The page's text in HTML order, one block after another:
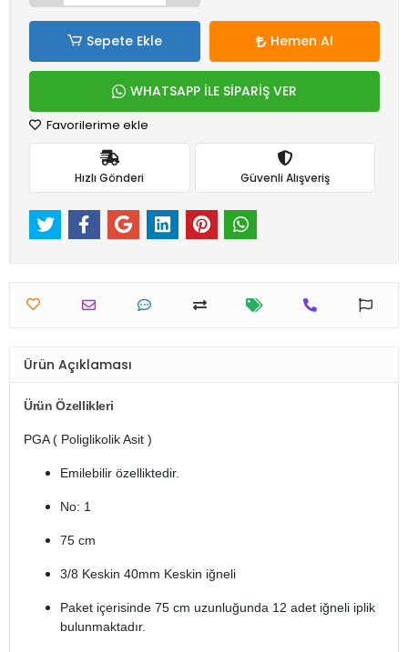
Sepete Ekle Hemen Al
WHATSAPP İLE SİPARİŞ VER
Favorilerime ekle
Hızlı Gönderi Güvenli Alışveriş
Ürün Açıklaması
Ürün Özellikleri
PGA ( Poliglikolik Asit )
Emilebilir özelliktedir.
No: 1
75 cm
3/8 Keskin 40mm Keskin iğneli
Paket içerisinde 75 cm uzunluğunda 12 adet iğneli iplik
bulunmaktadır.